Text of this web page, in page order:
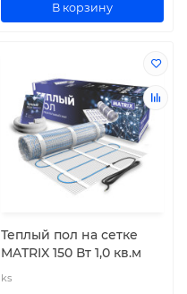
В корзину
Теплый пол на сетке
MATRIX 150 Вт 1,0 кв.м
ks